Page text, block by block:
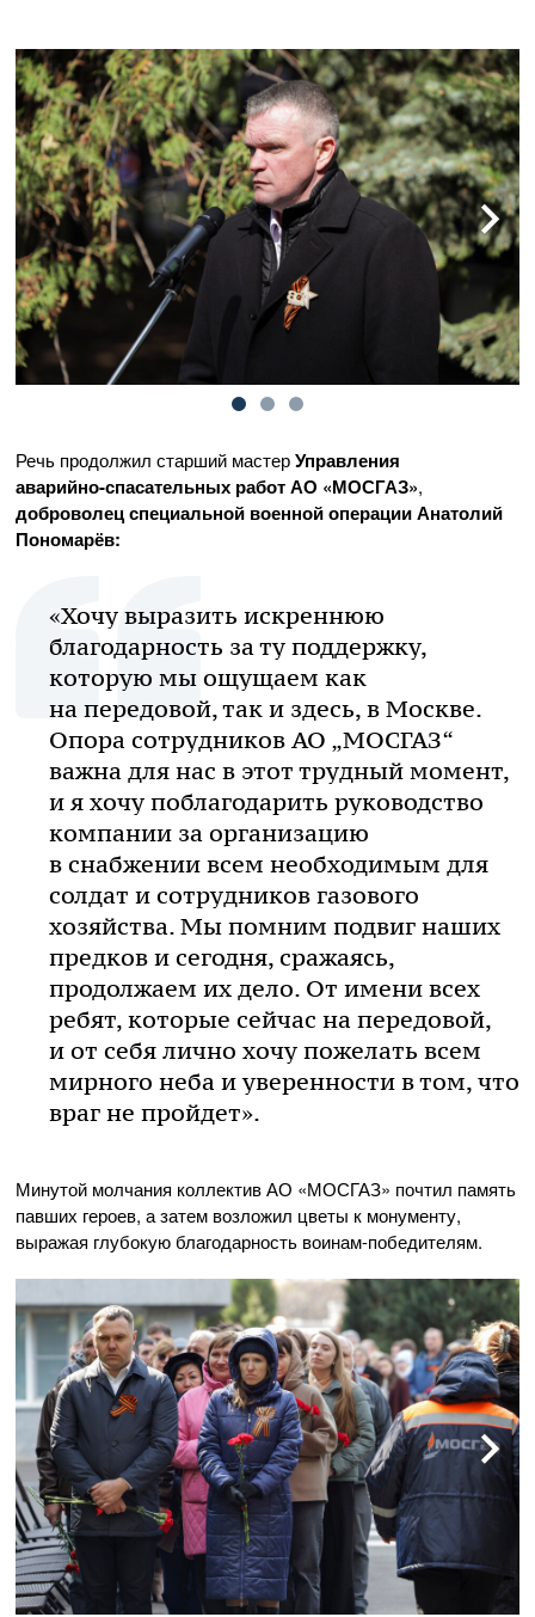
Речь продолжил старший мастерУправления
аварийно-спасательных работАО «МОСГАЗ»,
доброволец специальной военной операции Анатолий
Пономарёв:
«Хочу выразить искреннюю
благодарность за ту поддержку,
которую мы ощущаем как
на передовой, так и здесь, в Москве.
Опора сотрудников АО „МОСГАЗ“
важна для нас в этот трудный момент,
и я хочу поблагодарить руководство
компании за организацию
в снабжении всем необходимым для
солдат и сотрудников газового
хозяйства. Мы помним подвиг наших
предков и сегодня, сражаясь,
продолжаем их дело. От имени всех
ребят, которые сейчас на передовой,
и от себя лично хочу пожелать всем
мирного неба и уверенности в том, что
враг не пройдет».
Минутой молчания коллективАО «МОСГАЗ» почтил память
павших героев, а затем возложил цветы к монументу,
выражая глубокую благодарность воинам-победителям.